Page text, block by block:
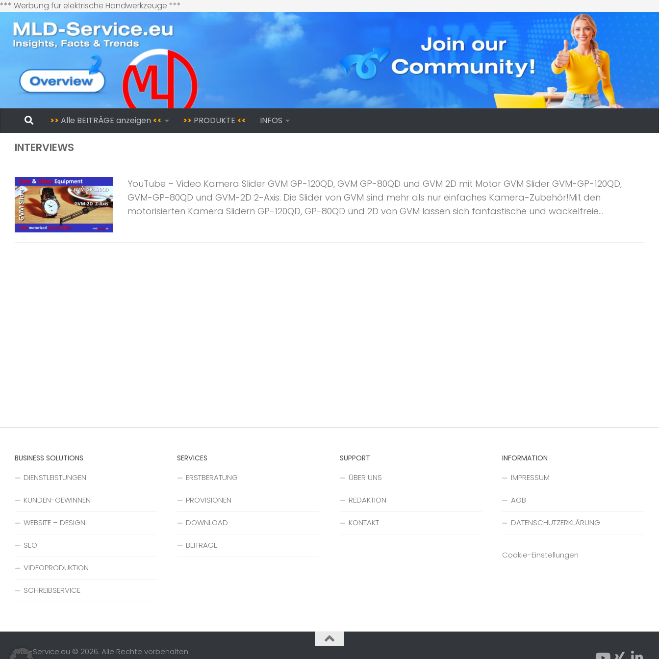
*** Werbung für elektrische Handwerkzeuge ***
Inhalt
springen
Zum Inhalt springen
>> Alle BEITRÄGE anzeigen << >> PRODUKTE << INFOS
INTERVIEWS
YouTube – Video Kamera Slider GVM GP-120QD, GVM GP-80QD und GVM 2D mit Motor GVM Slider GVM-GP-120QD,
GVM-GP-80QD und GVM-2D 2-Axis. Die Slider von GVM sind mehr als nur einfaches Kamera-Zubehör!Mit den
motorisierten Kamera Slidern GP-120QD, GP-80QD und 2D von GVM lassen sich fantastische und wackelfreie...
BUSINESS SOLUTIONS
DIENSTLEISTUNGEN
KUNDEN-GEWINNEN
WEBSITE – DESIGN
SEO
VIDEOPRODUKTION
SCHREIBSERVICE
SERVICES
ERSTBERATUNG
PROVISIONEN
DOWNLOAD
BEITRÄGE
SUPPORT
ÜBER UNS
REDAKTION
KONTAKT
INFORMATION
IMPRESSUM
AGB
DATENSCHUTZERKLÄRUNG
Cookie-Einstellungen
MLD-Service.eu © 2026. Alle Rechte vorbehalten.